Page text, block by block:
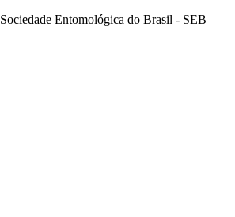
Entomológica do Brasil - SEB